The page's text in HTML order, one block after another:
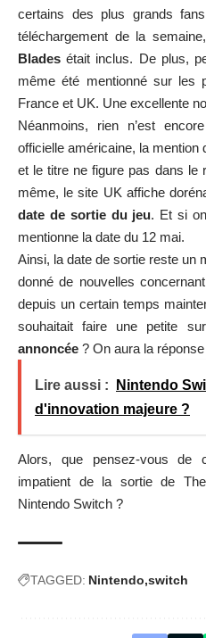
certains des plus grands
téléchargement de la
Blades était inclus. De plus,
même été mentionné sur les
France et UK. Une excellente
Néanmoins, rien n’est
officielle américaine, la mention
et le titre ne figure pas dans le
même, le site UK affiche
date de sortie du jeu. Et si
mentionne la date du 12 mai.
Ainsi, la date de sortie reste un
donné de nouvelles
depuis un certain temps
souhaitait faire une petite
annoncée ? On aura la
Lire aussi :
Nintendo
d'innovation majeure ?
Alors, que pensez-vous de
impatient de la sortie de
Nintendo Switch ?
TAGGED: Nintendo switch